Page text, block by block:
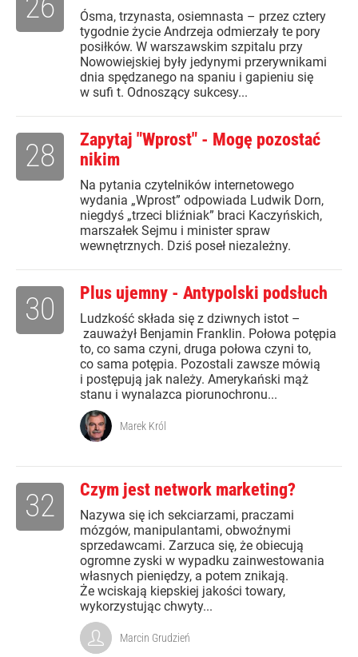
Ósma, trzynasta, osiemnasta – przez cztery
tygodnie życie Andrzeja odmierzały te pory
posiłków. W warszawskim szpitalu przy
Nowowiejskiej były jedynymi przerywnikami
dnia spędzanego na spaniu i gapieniu się
w sufi t. Odnoszący sukcesy...
Zapytaj "Wprost" - Mogę pozostać
nikim
Na pytania czytelników internetowego
wydania „Wprost” odpowiada Ludwik Dorn,
niegdyś „trzeci bliźniak” braci Kaczyńskich,
marszałek Sejmu i minister spraw
wewnętrznych. Dziś poseł niezależny.
28
Plus ujemny - Antypolski podsłuch
Ludzkość składa się z dziwnych istot –
zauważył Benjamin Franklin. Połowa potępia
to, co sama czyni, druga połowa czyni to,
co sama potępia. Pozostali zawsze mówią
i postępują jak należy. Amerykański mąż
stanu i wynalazca piorunochronu...
30
Marek Król
Czym jest network marketing?
Nazywa się ich sekciarzami, praczami
mózgów, manipulantami, obwoźnymi
sprzedawcami. Zarzuca się, że obiecują
ogromne zyski w wypadku zainwestowania
własnych pieniędzy, a potem znikają.
Że wciskają kiepskiej jakości towary,
wykorzystując chwyty...
32
Marcin Grudzień